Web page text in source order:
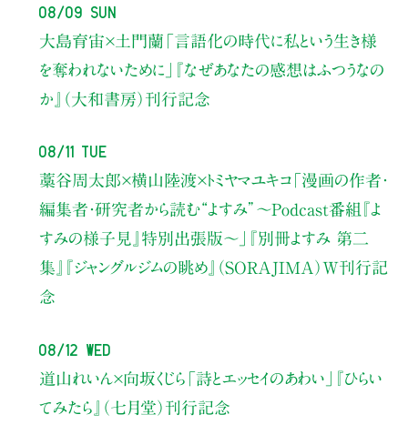
08/09 Sun
大島育宙×土門蘭 「言語化の時代に私という生き様
を奪われないために」
『なぜあなたの感想はふつうなの
か』（大和書房）刊行記念
08/11 Tue
藁谷周太郎×横山陸渡×トミヤマユキコ「漫画の作者・
編集者・研究者から読む“よすみ” 〜Podcast番組『よ
すみの様子見』特別出張版〜」
『別冊よすみ 第二
集』『ジャングルジムの眺め』（SORAJIMA）W刊行記
念
08/12 Wed
道山れいん×向坂くじら 「詩とエッセイのあわい」
『ひらい
てみたら』（七月堂）刊行記念